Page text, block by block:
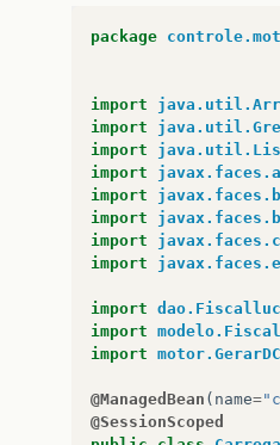
<p:growl
</h:body>
package
import
import
import
import
import
import
import
import
import
import
import
@ManagedBean ( name=
@SessionScoped